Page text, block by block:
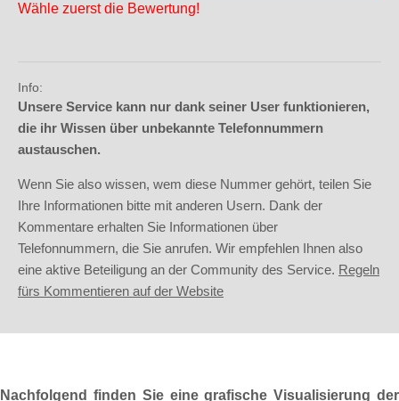
Wähle zuerst die Bewertung!
Info:
Unsere Service kann nur dank seiner User funktionieren,
die ihr Wissen über unbekannte Telefonnummern
austauschen.
Wenn Sie also wissen, wem diese Nummer gehört, teilen Sie
Ihre Informationen bitte mit anderen Usern. Dank der
Kommentare erhalten Sie Informationen über
Telefonnummern, die Sie anrufen. Wir empfehlen Ihnen also
eine aktive Beteiligung an der Community des Service. Regeln
fürs Kommentieren auf der Website
Nachfolgend finden Sie eine grafische Visualisierung der